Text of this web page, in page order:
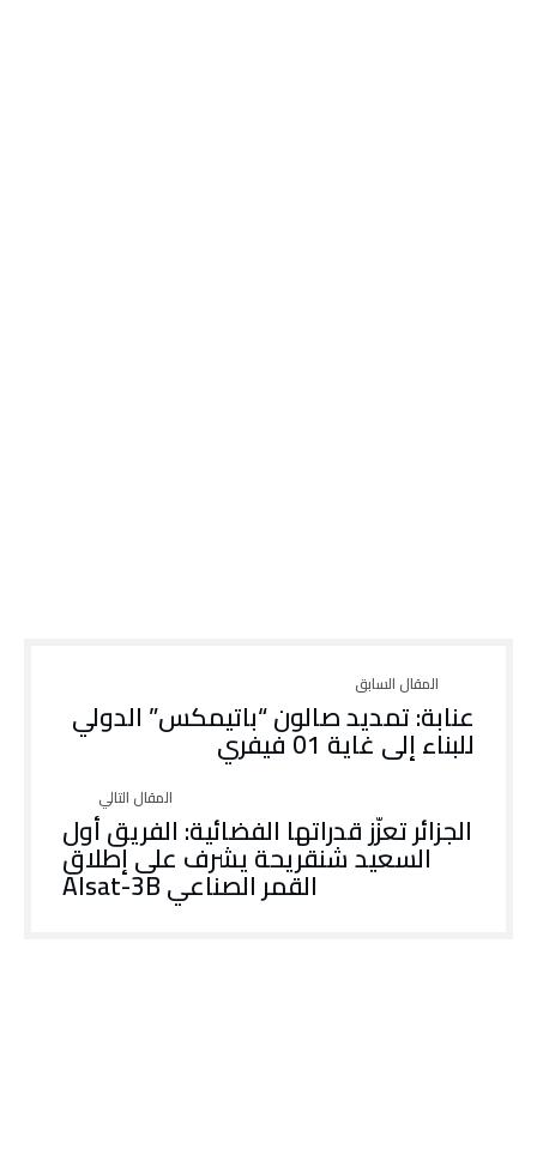
عنابة: تمديد صالون “باتيمكس” الدولي
للبناء إلى غاية 01 فيفري
الجزائر تعزّز قدراتها الفضائية: الفريق أول
السعيد شنقريحة يشرف على إطلاق
القمر الصناعي Alsat-3B